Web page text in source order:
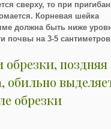
сверху, то при
Корневая шейка
должна быть ниже
почвы на 3-5
поздняя
обильно
обрезки